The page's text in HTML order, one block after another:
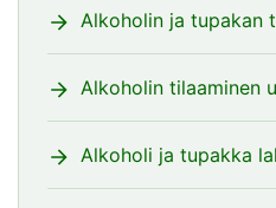
Alkoholin ja tupakan
Alkoholin tilaaminen
Alkoholi ja tupakka